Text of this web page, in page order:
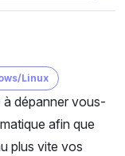
Linux
à dépanner vous-
afin que
plus vite vos